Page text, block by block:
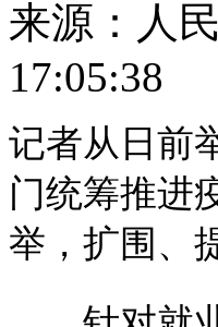
来源：人
17:05:38
记者从日前
门统筹推进
举，扩围、